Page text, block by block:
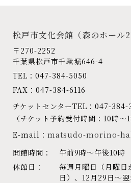
松戸市文化会館 （森のホール
〒270-2252
千葉県松戸市千駄堀646-4
TEL：047-384-5050
FAX：047-384-6116
チケットセンターTEL：047-384-
（チケット予約受付時間：10時～
E-mail： matsudo-morino-
開館時間：
午前9時～午後10時
休館日：
毎週月曜日（月曜日
日）、12月29日～